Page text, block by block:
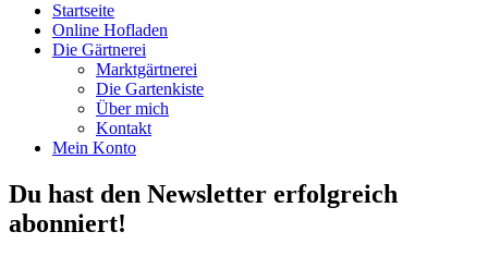
Startseite
Online Hofladen
Die Gärtnerei
Marktgärtnerei
Die Gartenkiste
Über mich
Kontakt
Mein Konto
Du hast den Newsletter erfolgreich
abonniert!